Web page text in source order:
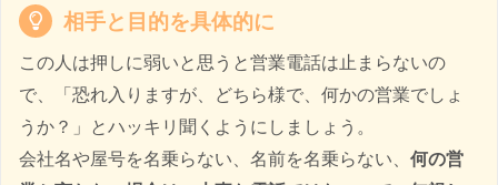
相手と目的を具体的に
この人は押しに弱いと思うと営業電話は止まらないの
で、「恐れ入りますが、どちら様で、何かの営業でしょ
うか？」とハッキリ聞くようにしましょう。
会社名や屋号を名乗らない、名前を名乗らない、 何の営